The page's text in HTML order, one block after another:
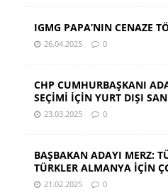
IGMG PAPA’NIN CENAZE
26.04.2025 0
CHP CUMHURBAŞKANI
SEÇİMİ İÇİN YURT DIŞI
23.03.2025 0
BAŞBAKAN ADAYI MERZ:
TÜRKLER ALMANYA İÇİN
21.02.2025 0